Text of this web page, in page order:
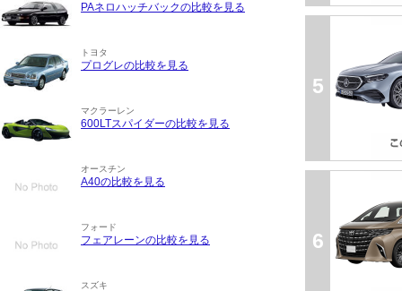
PAネロハッチバックの比較を見る
トヨタ
プログレの比較を見る
マクラーレン
600LTスパイダーの比較を見る
オースチン
A40の比較を見る
フォード
フェアレーンの比較を見る
スズキ
5
6